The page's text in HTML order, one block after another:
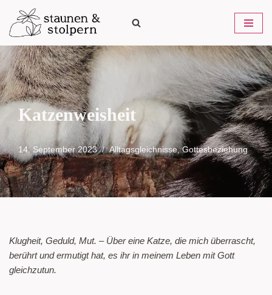
Zum
Inhalt
springen
Katzenweisheit
14. September 2023 Alltagsgleichnisse,Gottesbeziehung
Klugheit, Geduld, Mut. – Über eine Katze, die mich überrascht,
berührt und ermutigt hat, es ihr in meinem Leben mit Gott
gleichzutun.